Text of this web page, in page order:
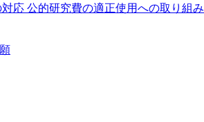
応 公的研究費の適正使用への取り組み